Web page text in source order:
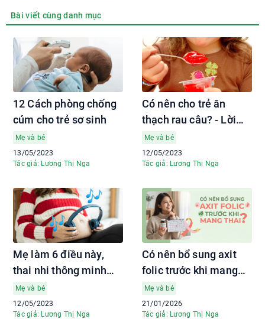
Bài viết cùng danh mục
12 Cách phòng chống
cúm cho trẻ sơ sinh
Mẹ và bé
13/05/2023
Tác giả: Lương Thị Nga
Có nên cho trẻ ăn
thạch rau câu? - Lời
giải đáp từ bác sĩ Nhi
khoa
Mẹ và bé
12/05/2023
Tác giả: Lương Thị Nga
Mẹ làm 6 điều này,
thai nhi thông minh
ngay từ trong bụng mẹ
Mẹ và bé
12/05/2023
Tác giả: Lương Thị Nga
Có nên bổ sung axit
folic trước khi mang
thai?
Mẹ và bé
21/01/2026
Tác giả: Lương Thị Nga